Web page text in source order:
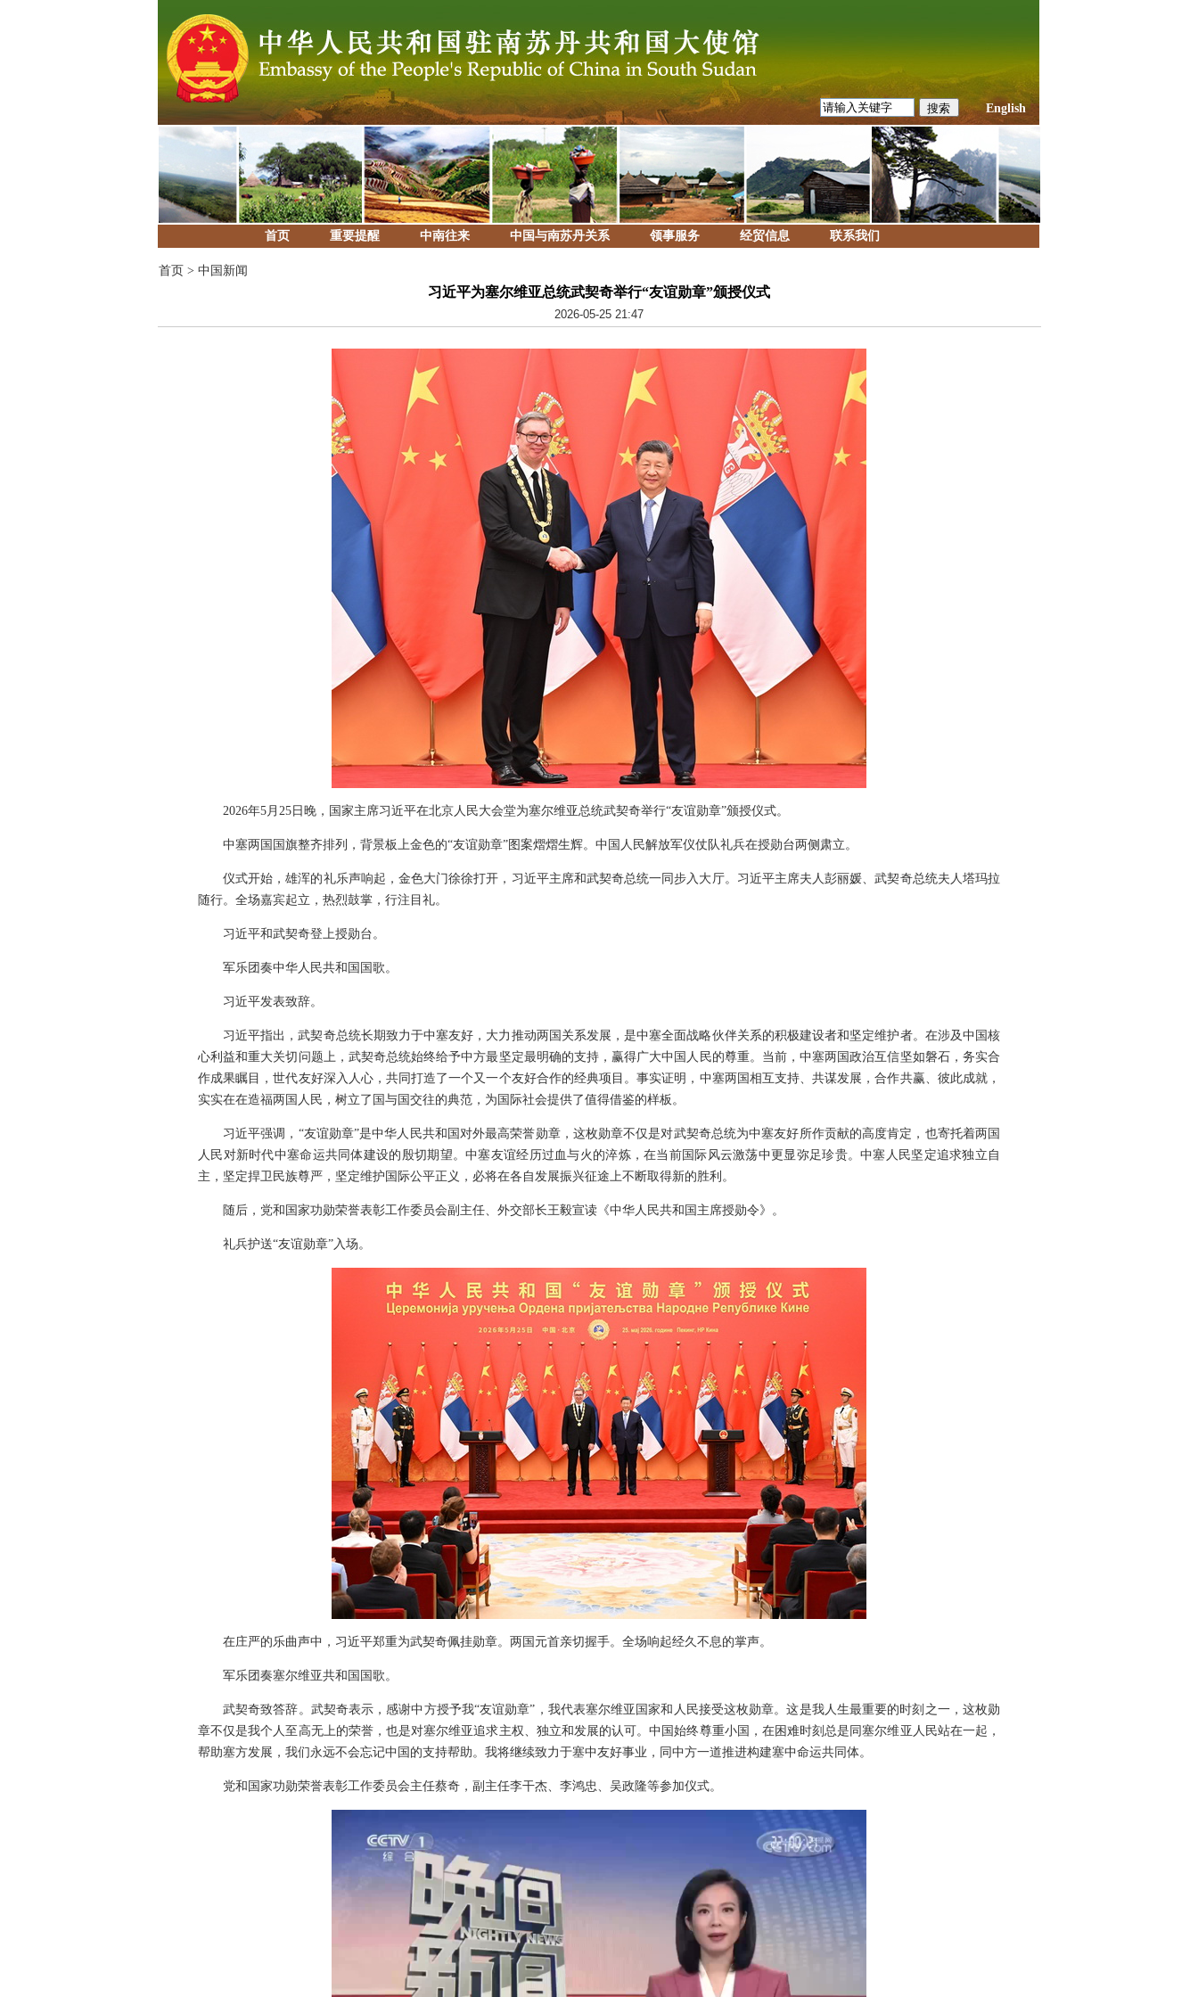
English
首页 重要提醒 中南往来 中国与南苏丹关系 领事服务 经贸信息 联系我们
首页 > 中国新闻
习近平为塞尔维亚总统武契奇举行“友谊勋章”颁授仪式
2026-05-25 21:47
2026年5月25日晚，国家主席习近平在北京人民大会堂为塞尔维亚总统武契奇举行“友谊勋章”颁授仪式。
中塞两国国旗整齐排列，背景板上金色的“友谊勋章”图案熠熠生辉。中国人民解放军仪仗队礼兵在授勋台两侧肃立。
仪式开始，雄浑的礼乐声响起，金色大门徐徐打开，习近平主席和武契奇总统一同步入大厅。习近平主席夫人彭丽媛、武契奇总统夫人塔玛拉
随行。全场嘉宾起立，热烈鼓掌，行注目礼。
习近平和武契奇登上授勋台。
军乐团奏中华人民共和国国歌。
习近平发表致辞。
习近平指出，武契奇总统长期致力于中塞友好，大力推动两国关系发展，是中塞全面战略伙伴关系的积极建设者和坚定维护者。在涉及中国核
心利益和重大关切问题上，武契奇总统始终给予中方最坚定最明确的支持，赢得广大中国人民的尊重。当前，中塞两国政治互信坚如磐石，务实合
作成果瞩目，世代友好深入人心，共同打造了一个又一个友好合作的经典项目。事实证明，中塞两国相互支持、共谋发展，合作共赢、彼此成就，
实实在在造福两国人民，树立了国与国交往的典范，为国际社会提供了值得借鉴的样板。
习近平强调，“友谊勋章”是中华人民共和国对外最高荣誉勋章，这枚勋章不仅是对武契奇总统为中塞友好所作贡献的高度肯定，也寄托着两国
人民对新时代中塞命运共同体建设的殷切期望。中塞友谊经历过血与火的淬炼，在当前国际风云激荡中更显弥足珍贵。中塞人民坚定追求独立自
主，坚定捍卫民族尊严，坚定维护国际公平正义，必将在各自发展振兴征途上不断取得新的胜利。
随后，党和国家功勋荣誉表彰工作委员会副主任、外交部长王毅宣读《中华人民共和国主席授勋令》。
礼兵护送“友谊勋章”入场。
在庄严的乐曲声中，习近平郑重为武契奇佩挂勋章。两国元首亲切握手。全场响起经久不息的掌声。
军乐团奏塞尔维亚共和国国歌。
武契奇致答辞。武契奇表示，感谢中方授予我“友谊勋章”，我代表塞尔维亚国家和人民接受这枚勋章。这是我人生最重要的时刻之一，这枚勋
章不仅是我个人至高无上的荣誉，也是对塞尔维亚追求主权、独立和发展的认可。中国始终尊重小国，在困难时刻总是同塞尔维亚人民站在一起，
帮助塞方发展，我们永远不会忘记中国的支持帮助。我将继续致力于塞中友好事业，同中方一道推进构建塞中命运共同体。
党和国家功勋荣誉表彰工作委员会主任蔡奇，副主任李干杰、李鸿忠、吴政隆等参加仪式。